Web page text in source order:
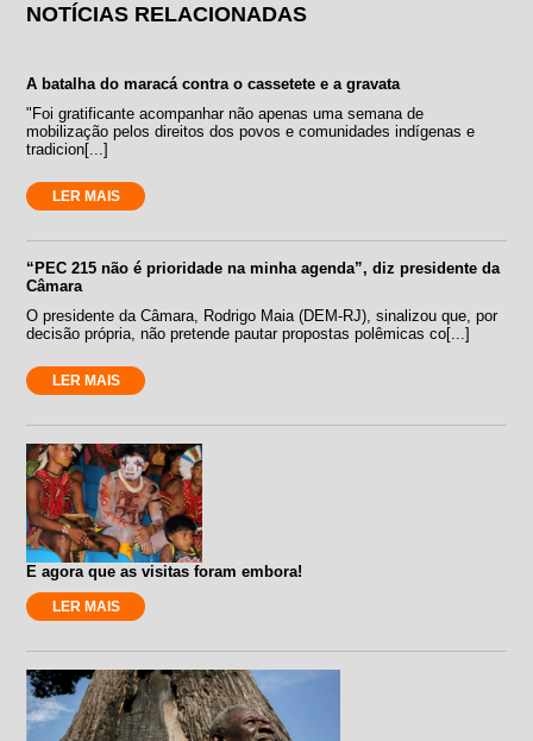
NOTÍCIAS RELACIONADAS
A batalha do maracá contra o cassetete e a gravata
"Foi gratificante acompanhar não apenas uma semana de
mobilização pelos direitos dos povos e comunidades indígenas e
tradicion[...]
LER MAIS
“PEC 215 não é prioridade na minha agenda”, diz presidente da
Câmara
O presidente da Câmara, Rodrigo Maia (DEM-RJ), sinalizou que, por
decisão própria, não pretende pautar propostas polêmicas co[...]
LER MAIS
E agora que as visitas foram embora!
LER MAIS